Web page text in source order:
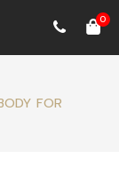
0
FOR